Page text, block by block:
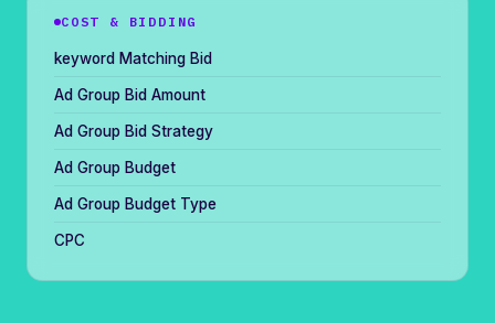
COST & BIDDING
keyword Matching Bid
Ad Group Bid Amount
Ad Group Bid Strategy
Ad Group Budget
Ad Group Budget Type
CPC